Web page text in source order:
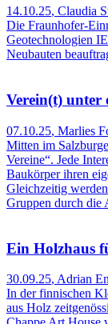
14.10.25, Claudia
Die Fraunhofer-
Geotechnologien
Neubauten
Verein(t) unter
07.10.25, Marlies
Mitten im
Vereine“. Jede
Baukör­per ihren
Gleichzeitig
Gruppen durch die
Ein Holzhaus
30.09.25, Adrian
In der finnischen
aus Holz